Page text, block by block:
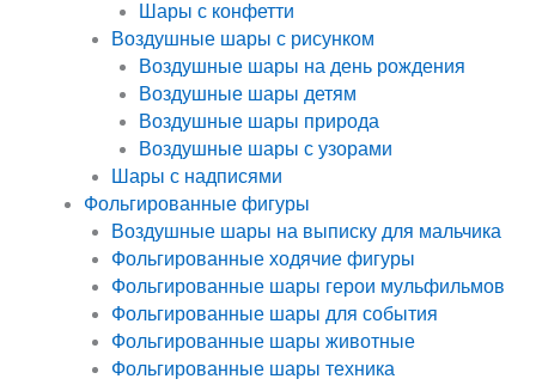
Шары с конфетти
Воздушные шары с рисунком
Воздушные шары на день рождения
Воздушные шары детям
Воздушные шары природа
Воздушные шары с узорами
Шары с надписями
Фольгированные фигуры
Воздушные шары на выписку для мальчика
Фольгированные ходячие фигуры
Фольгированные шары герои мульфильмов
Фольгированные шары для события
Фольгированные шары животные
Фольгированные шары техника